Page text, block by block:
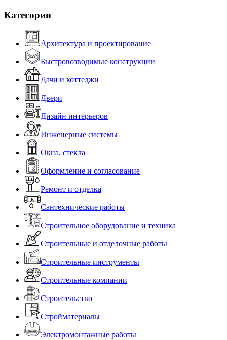
Категории
Архитектура и проектирование
Быстровозводимые конструкции
Дачи и коттеджи
Двери
Дизайн интерьеров
Инженерные системы
Окна, стекла
Оформление и согласование
Ремонт и отделка
Сантехнические работы
Строительное оборудование и техника
Строительные и отделочные работы
Строительные инструменты
Строительные компании
Строительство
Стройматериалы
Электромонтажные работы